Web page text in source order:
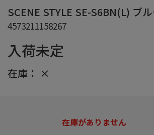
SCENE STYLE SE-S6BN(L) ブ
4573211158267
入荷未定
在庫： ×
在庫がありません